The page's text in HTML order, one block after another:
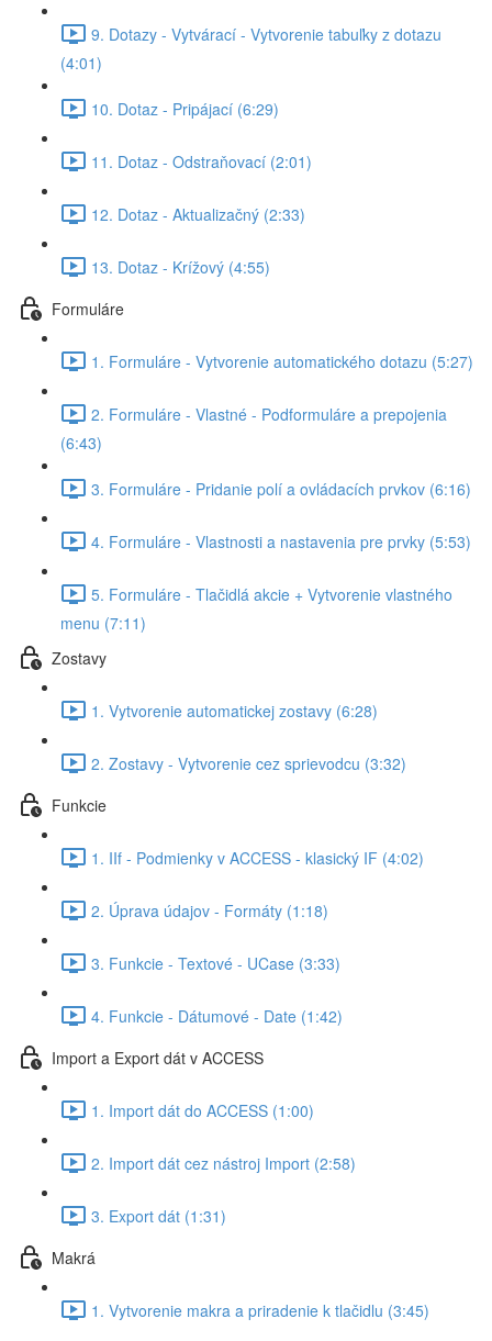
9. Dotazy - Vytvárací - Vytvorenie tabuľky z dotazu
(4:01)
10. Dotaz - Pripájací (6:29)
11. Dotaz - Odstraňovací (2:01)
12. Dotaz - Aktualizačný (2:33)
13. Dotaz - Krížový (4:55)
Formuláre
1. Formuláre - Vytvorenie automatického dotazu (5:27)
2. Formuláre - Vlastné - Podformuláre a prepojenia
(6:43)
3. Formuláre - Pridanie polí a ovládacích prvkov (6:16)
4. Formuláre - Vlastnosti a nastavenia pre prvky (5:53)
5. Formuláre - Tlačidlá akcie + Vytvorenie vlastného
menu (7:11)
Zostavy
1. Vytvorenie automatickej zostavy (6:28)
2. Zostavy - Vytvorenie cez sprievodcu (3:32)
Funkcie
1. IIf - Podmienky v ACCESS - klasický IF (4:02)
2. Úprava údajov - Formáty (1:18)
3. Funkcie - Textové - UCase (3:33)
4. Funkcie - Dátumové - Date (1:42)
Import a Export dát v ACCESS
1. Import dát do ACCESS (1:00)
2. Import dát cez nástroj Import (2:58)
3. Export dát (1:31)
Makrá
1. Vytvorenie makra a priradenie k tlačidlu (3:45)